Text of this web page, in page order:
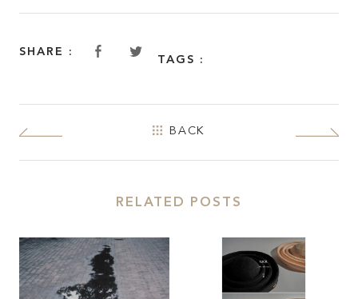
INSIDE KATALOKooo
JOIN KATALOKooo
FAQ
SHARE :
TAGS :
BACK
RELATED POSTS